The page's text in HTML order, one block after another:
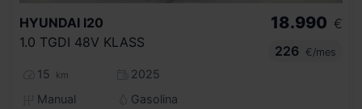
HYUNDAI I20
1.0 TGDI 48V KLASS
15 km
2025
Manual
Gasolina
18.990 €
226
€/mes